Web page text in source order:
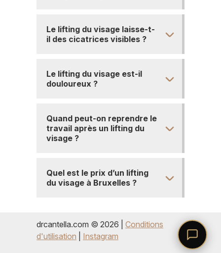
Le lifting du visage laisse-t-
il des cicatrices visibles ?
Le lifting du visage est-il
douloureux ?
Quand peut-on reprendre le
travail après un lifting du
visage ?
Quel est le prix d’un lifting
du visage à Bruxelles ?
drcantella.com © 2026 | Conditions
d'utilisation
Instagram